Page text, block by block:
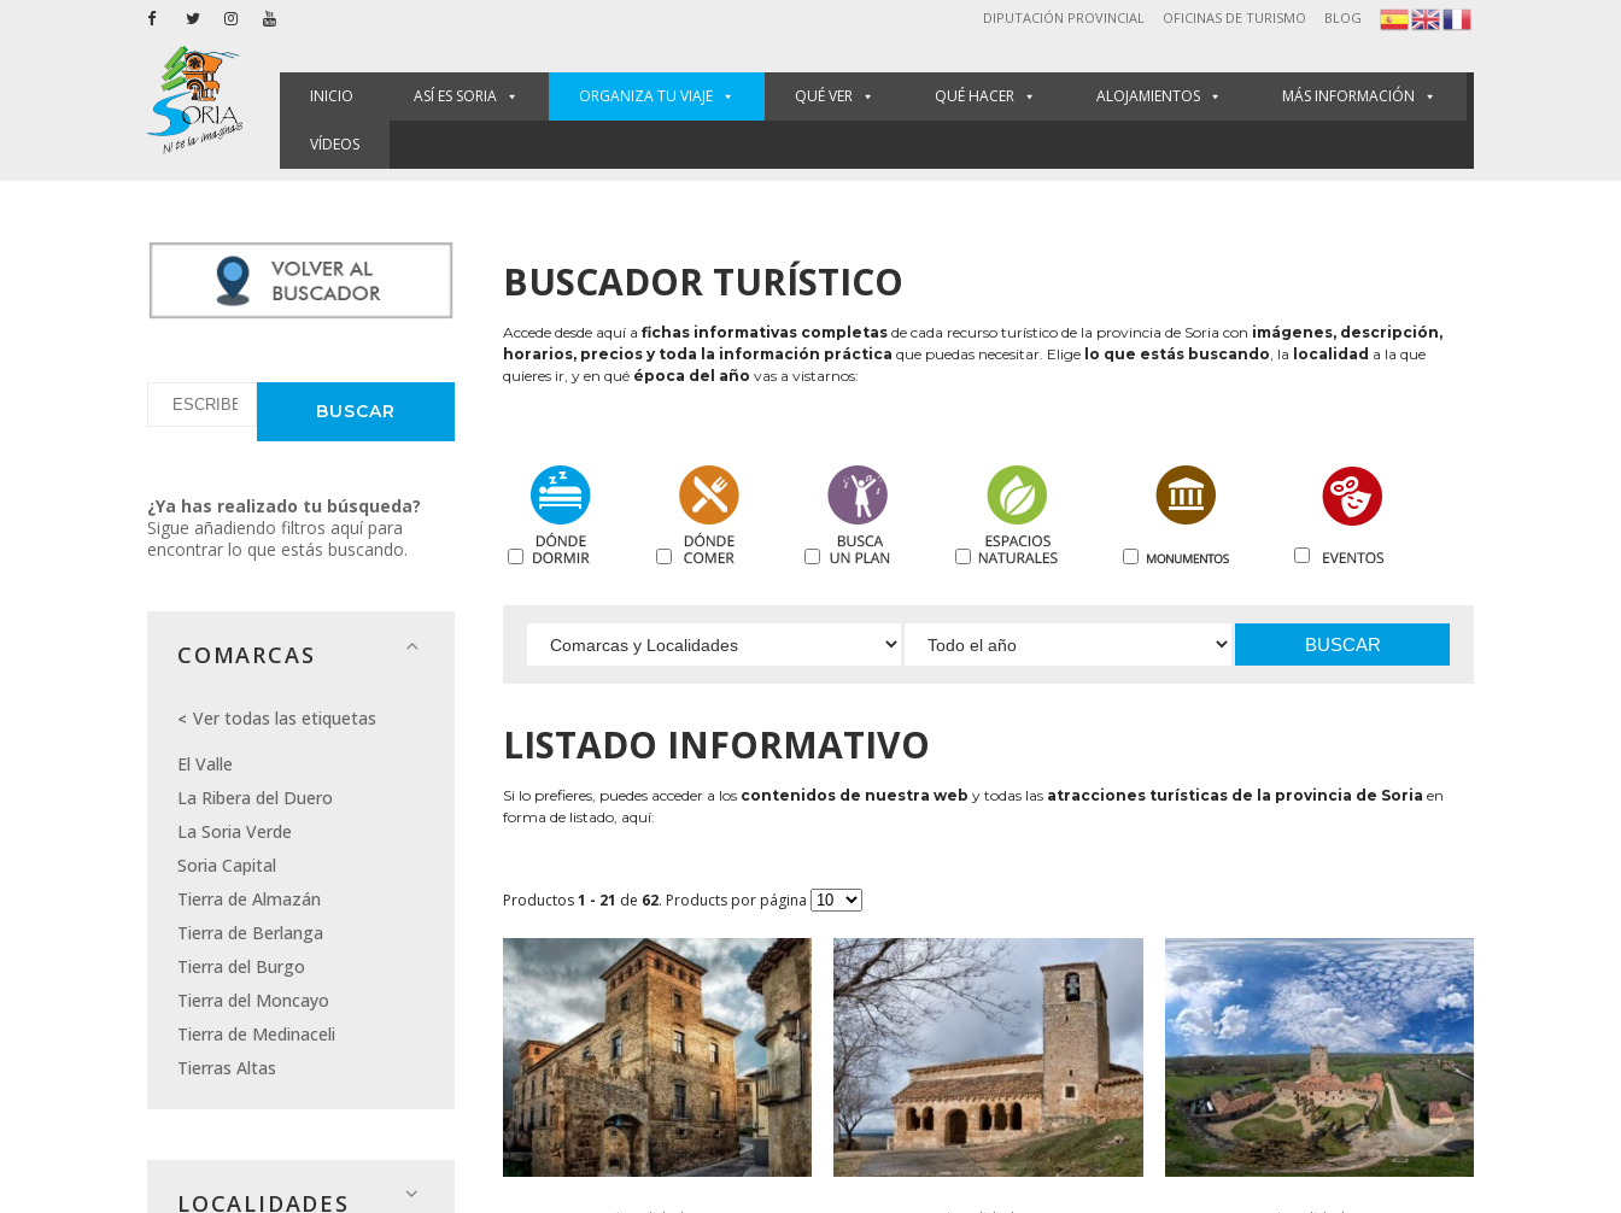
DIPUTACIÓN PROVINCIAL OFICINAS DE TURISMO BLOG
INICIO ASÍ ES SORIA ORGANIZA TU VIAJE QUÉ VER QUÉ HACER ALOJAMIENTOS MÁS INFORMACIÓN
VÍDEOS
¿Ya has realizado tu búsqueda?
Sigue añadiendo filtros aquí para
encontrar lo que estás buscando.
COMARCAS
Ver todas las etiquetas
El Valle
La Ribera del Duero
La Soria Verde
Soria Capital
Tierra de Almazán
Tierra de Berlanga
Tierra del Burgo
Tierra del Moncayo
Tierra de Medinaceli
Tierras Altas
LOCALIDADES
BUSCADOR TURÍSTICO
Accede desde aquí a fichas informativas completas de cada recurso turístico de la provincia de Soria con imágenes, descripción,
horarios, precios y toda la información práctica que puedas necesitar. Elige lo que estás buscando, la localidad a la que
quieres ir, y en qué época del año vas a vistarnos:
BUSCAR
LISTADO INFORMATIVO
Si lo prefieres, puedes acceder a los contenidos de nuestra web y todas las atracciones turísticas de la provincia de Soria en
forma de listado, aquí:
Productos1 - 21 de 62. Products por página